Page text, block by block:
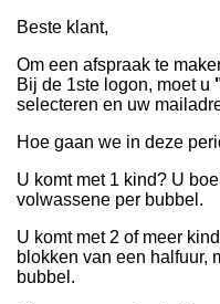
Beste klant,
Om een afspraak te
Bij de 1ste logon, moet u
selecteren en uw
Hoe gaan we in deze
U komt met 1 kind? U
volwassene per bubbel.
U komt met 2 of meer
blokken van een halfuur,
bubbel.